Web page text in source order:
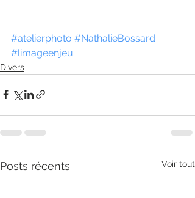
#atelierphoto #NathalieBossard
#limageenjeu
Divers
Posts récents Voir tout